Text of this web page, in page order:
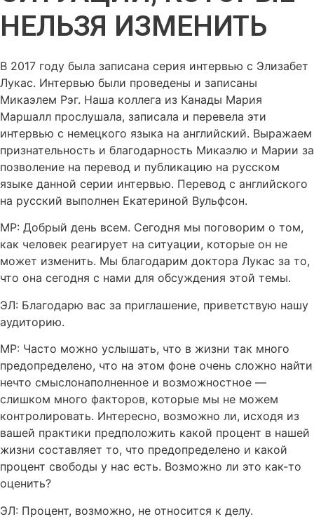
НЕЛЬЗЯ ИЗМЕНИТЬ
В 2017 году была записана серия интервью с Элизабет
Лукас. Интервью были проведены и записаны
Микаэлем Рэг. Наша коллега из Канады Мария
Маршалл прослушала, записала и перевела эти
интервью с немецкого языка на английский. Выражаем
признательность и благодарность Микаэлю и Марии за
позволение на перевод и публикацию на русском
языке данной серии интервью. Перевод с английского
на русский выполнен Екатериной Вульфсон.
МР: Добрый день всем. Сегодня мы поговорим о том,
как человек реагирует на ситуации, которые он не
может изменить. Мы благодарим доктора Лукас за то,
что она сегодня с нами для обсуждения этой темы.
ЭЛ: Благодарю вас за приглашение, приветствую нашу
аудиторию.
МР: Часто можно услышать, что в жизни так много
предопределено, что на этом фоне очень сложно найти
нечто смыслонаполненное и возможностное —
слишком много факторов, которые мы не можем
контролировать. Интересно, возможно ли, исходя из
вашей практики предположить какой процент в нашей
жизни составляет то, что предопределено и какой
процент свободы у нас есть. Возможно ли это как-то
оценить?
ЭЛ: Процент, возможно, не относится к делу.